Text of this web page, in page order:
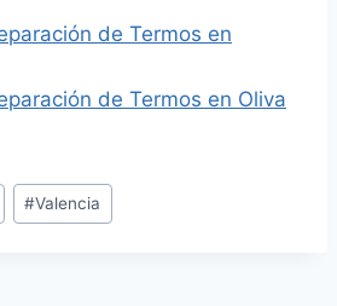
de Termos en
de Termos en Oliva
#Valencia